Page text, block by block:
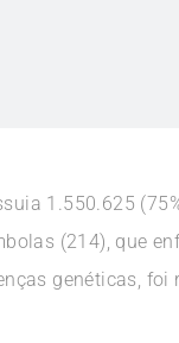
1.550.625
(214), que
genéticas,